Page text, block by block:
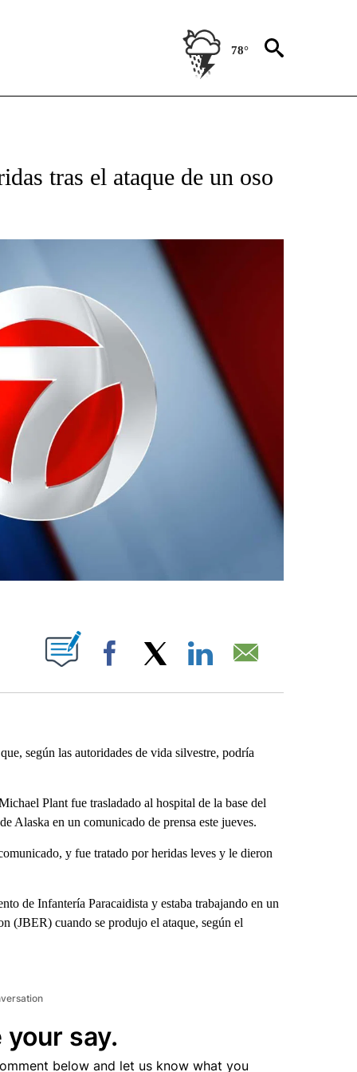
78°
ABOUT NEW PAGES ON "CNN - SPANISH".
tras el ataque de un oso
NEW PAGES ON "".
Facebook
según las autoridades de vida silvestre, podría
Plant fue trasladado al hospital de la base del
Alaska en un comunicado de prensa este jueves.
y fue tratado por heridas leves y le dieron
de Infantería Paracaidista y estaba trabajando en un
(JBER) cuando se produjo el ataque, según el
your say.
below and let us know what you